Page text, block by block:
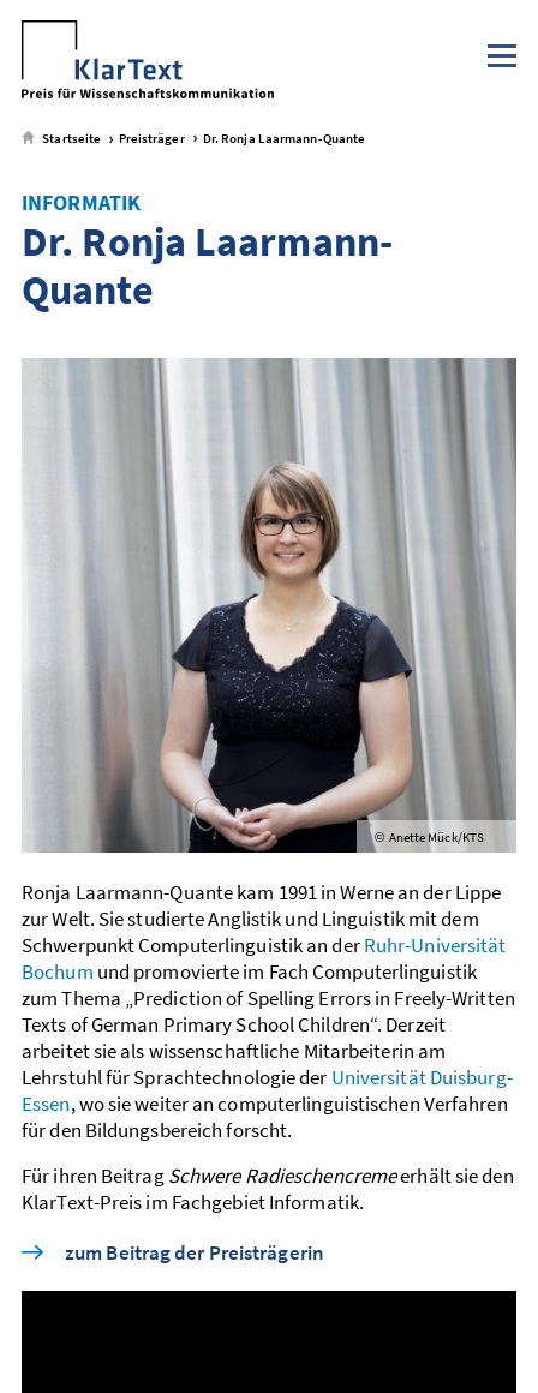
zum
Metamenü
zum
Hauptmenü
zum
Seiteninhalt
zum
Footer-
Menü
Startseite Preisträger Dr. Ronja Laarmann-Quante
INFORMATIK
Dr. Ronja Laarmann-
Quante
© Anette Mück/KTS
Ronja Laarmann-Quante kam 1991 in Werne an der Lippe
zur Welt. Sie studierte Anglistik und Linguistik mit dem
Schwerpunkt Computer­linguistik an derRuhr-Universität
Bochum und promovierte im Fach Computer­linguistik
zum Thema „Prediction of Spelling Errors in Freely-Written
Texts of German Primary School Children“. Derzeit
arbeitet sie als wissen­schaftliche Mitarbeiterin am
Lehrstuhl für Sprach­technologie der Universität Duisburg-
Essen, wo sie weiter an computer­linguistischen Verfahren
für den Bildungs­bereich forscht.
Für ihren BeitragSchwere Radieschencremeerhält sie den
KlarText-Preis im Fachgebiet Informatik.
zum Beitrag der Preisträgerin